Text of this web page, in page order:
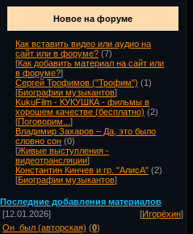
Новое на форуме
Как вставить видео или аудио на
сайт или в форуме? (7)
[Как добавить материал на сайт или
в форуме?]
Сергей Трофимов ("Трофим") (1)
[Биографии музыкантов]
KukuFilm - КУКУШКА - фильмы в
хорошем качестве (бесплатно) (2)
[Поговорим... ]
Владимир Захаров – Да, это было
словно сон (0)
[Живые выступления -
видеотрансляции]
Константин Кинчев и гр. "АлисА" (2)
[Биографии музыкантов]
Последние добавления материалов
[12.01.2026]
[Игорёхин]
Он_был (авторская) (0)